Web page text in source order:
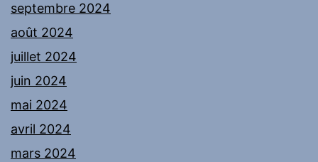
septembre 2024
août 2024
juillet 2024
juin 2024
mai 2024
avril 2024
mars 2024